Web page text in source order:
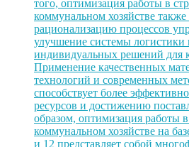
того, оптимизация работы в
коммунальном хозяйстве также
рационализацию процессов
улучшение системы логистики
индивидуальных решений для
Применение качественных
технологий и современных
способствует более
ресурсов и достижению
образом, оптимизация работы в
коммунальном хозяйстве на
и 12 представляет собой